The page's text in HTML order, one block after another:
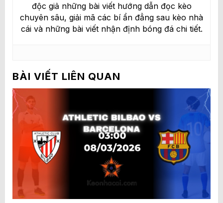
độc giả những bài viết hướng dẫn đọc kèo
chuyên sâu, giải mã các bí ẩn đẳng sau kèo nhà
cái và những bài viết nhận định bóng đá chi tiết.
BÀI VIẾT LIÊN QUAN